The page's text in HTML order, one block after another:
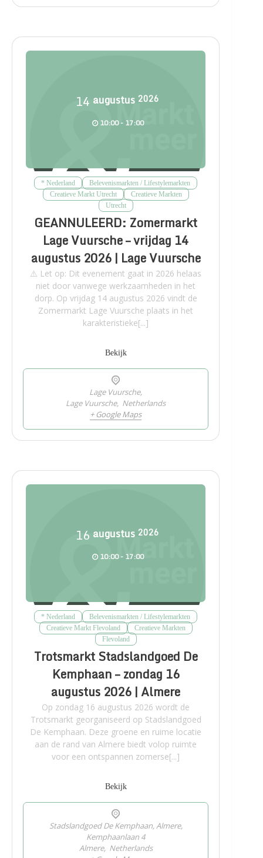
14 augustus 2026
10:00 - 17:00
* Nederland
Belevenismarkten / Lifestylemarkten
Creatieve Markt Utrecht
Creatieve Markten
Utrecht
GEANNULEERD: Zomermarkt
Lage Vuursche – vrijdag 14
augustus 2026 | Lage Vuursche
⚠️ Let op: Dit evenement gaat in 2026 helaas
niet door vanwege werkzaamheden in het
dorp. Op vrijdag 14 augustus 2026 vindt de
Zomermarkt Lage Vuursche plaats in het
karakteristieke[...]
Bekijk
Lage Vuursche,
Lage Vuursche, Netherlands
+ Google Maps
16 augustus 2026
10:00 - 17:00
* Nederland
Belevenismarkten / Lifestylemarkten
Creatieve Markt Flevoland
Creatieve Markten
Flevoland
Trotsmarkt Stadslandgoed De
Kemphaan – zondag 16
augustus 2026 | Almere
Op zondag 16 augustus 2026 wordt de
Trotsmarkt georganiseerd op Stadslandgoed
De Kemphaan. Deze groene en ruime locatie
aan de rand van Almere biedt volop ruimte
voor een ontspannen zomerse[...]
Bekijk
Stadslandgoed De Kemphaan, Almere,
Kemphaanlaan 4
Almere, Netherlands